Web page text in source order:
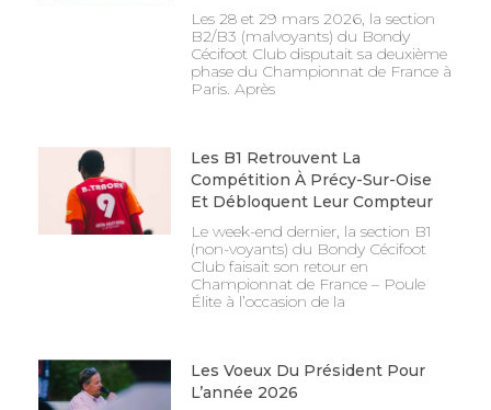
Les 28 et 29 mars 2026, la section
B2/B3 (malvoyants) du Bondy
Cécifoot Club disputait sa deuxième
phase du Championnat de France à
Paris. Après
Les B1 Retrouvent La
Compétition À Précy-Sur-Oise
Et Débloquent Leur Compteur
Le week-end dernier, la section B1
(non-voyants) du Bondy Cécifoot
Club faisait son retour en
Championnat de France – Poule
Élite à l’occasion de la
Les Voeux Du Président Pour
L’année 2026